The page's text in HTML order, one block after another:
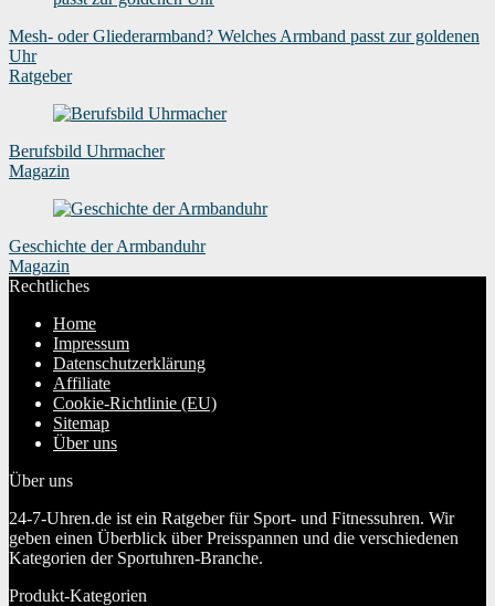
Mesh- oder Gliederarmband? Welches Armband passt zur goldenen
Uhr
Ratgeber
Berufsbild Uhrmacher
Magazin
Geschichte der Armbanduhr
Magazin
Rechtliches
Home
Impressum
Datenschutzerklärung
Affiliate
Cookie-Richtlinie (EU)
Sitemap
Über uns
Über uns
24-7-Uhren.de ist ein Ratgeber für Sport- und Fitnessuhren. Wir
geben einen Überblick über Preisspannen und die verschiedenen
Kategorien der Sportuhren-Branche.
Produkt-Kategorien